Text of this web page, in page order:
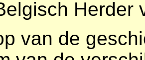
Herder
van de